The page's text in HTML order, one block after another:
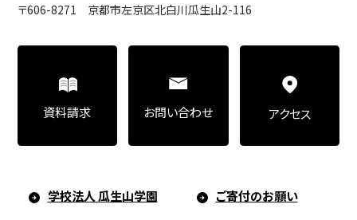
〒606-8271 京都市左京区北白川瓜生山2-116
学校法人 瓜生山学園 ご寄付のお願い
資料請求 お問い合わせ アクセス